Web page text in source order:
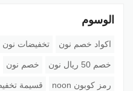
الوسوم
اكواد خصم نون تخفيضات نون
خصم 50 ريال نون خصم نون
رمز كوبون noon قسيمة